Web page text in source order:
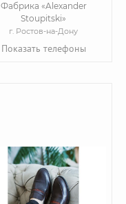
Фабрика «Alexander
Stoupitski»
г. Ростов-на-Дону
Показать телефоны